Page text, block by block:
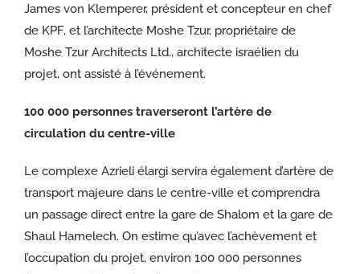
James von Klemperer, président et concepteur en chef
de KPF, et l’architecte Moshe Tzur, propriétaire de
Moshe Tzur Architects Ltd., architecte israélien du
projet, ont assisté à l’événement.
100 000 personnes traverseront l’artère de
circulation du centre-ville
Le complexe Azrieli élargi servira également d’artère de
transport majeure dans le centre-ville et comprendra
un passage direct entre la gare de Shalom et la gare de
Shaul Hamelech. On estime qu’avec l’achèvement et
l’occupation du projet, environ 100 000 personnes